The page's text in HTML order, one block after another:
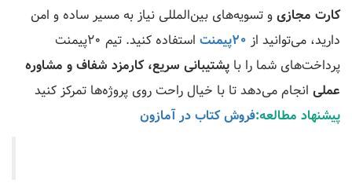
کارت مجازیو تسویه‌های بین‌المللی نیاز به مسیر ساده و امن
دارید، می‌توانید از 20پیمنت
استفاده کنید. تیم 20پیمنت
پرداخت‌های شما را با پشتیبانی سریع، کارمزد شفاف و مشاوره
عملی انجام می‌دهد تا با خیال راحت روی پروژه‌ها تمرکز کنید
پیشنهاد مطالعه:فروش کتاب در آمازون